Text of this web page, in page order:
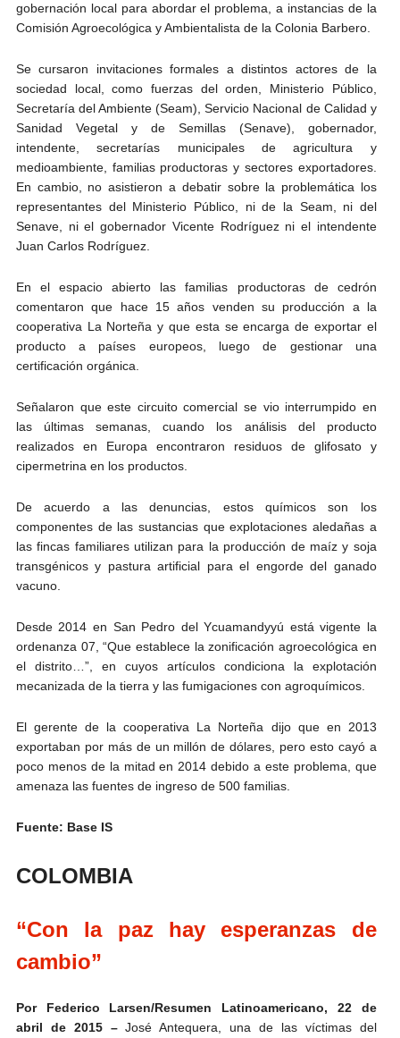
gobernación local para abordar el problema, a instancias de la
Comisión Agroecológica y Ambientalista de la Colonia Barbero.
Se cursaron invitaciones formales a distintos actores de la
sociedad local, como fuerzas del orden, Ministerio Público,
Secretaría del Ambiente (Seam), Servicio Nacional de Calidad y
Sanidad Vegetal y de Semillas (Senave), gobernador,
intendente, secretarías municipales de agricultura y
medioambiente, familias productoras y sectores exportadores.
En cambio, no asistieron a debatir sobre la problemática los
representantes del Ministerio Público, ni de la Seam, ni del
Senave, ni el gobernador Vicente Rodríguez ni el intendente
Juan Carlos Rodríguez.
En el espacio abierto las familias productoras de cedrón
comentaron que hace 15 años venden su producción a la
cooperativa La Norteña y que esta se encarga de exportar el
producto a países europeos, luego de gestionar una
certificación orgánica.
Señalaron que este circuito comercial se vio interrumpido en
las últimas semanas, cuando los análisis del producto
realizados en Europa encontraron residuos de glifosato y
cipermetrina en los productos.
De acuerdo a las denuncias, estos químicos son los
componentes de las sustancias que explotaciones aledañas a
las fincas familiares utilizan para la producción de maíz y soja
transgénicos y pastura artificial para el engorde del ganado
vacuno.
Desde 2014 en San Pedro del Ycuamandyyú está vigente la
ordenanza 07, “Que establece la zonificación agroecológica en
el distrito…”, en cuyos artículos condiciona la explotación
mecanizada de la tierra y las fumigaciones con agroquímicos.
El gerente de la cooperativa La Norteña dijo que en 2013
exportaban por más de un millón de dólares, pero esto cayó a
poco menos de la mitad en 2014 debido a este problema, que
amenaza las fuentes de ingreso de 500 familias.
Fuente: Base IS
COLOMBIA
“Con la paz hay esperanzas de
cambio”
Por Federico Larsen/Resumen Latinoamericano, 22 de
abril de 2015 –José Antequera, una de las víctimas del